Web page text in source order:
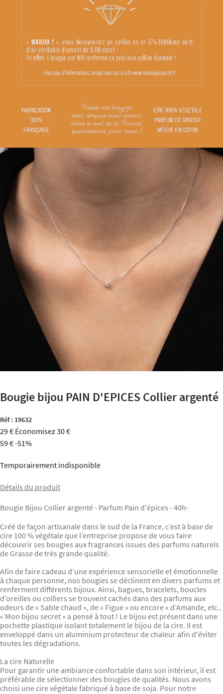
Bougie bijou PAIN D'EPICES Collier argenté
Réf : 19632
29 € Économisez 30 €
59 €-51%
Temporairement indisponible
Détails du produit
Bougie Bijou Collier argenté - Parfum Pain d'épices - 40h-
Créé de façon artisanale dans le sud de la France, c’est à base de
cire 100 % végétale que l’entreprise propose de vous faire
découvrir ses bougies aux fragrances issues des parfums naturels
de Grasse de très grande qualité.
Afin de faire cadeau d’une expérience sensorielle et émotionnelle
à chaque personne, nos bougies se déclinent en divers parfums et
renferment différents bijoux. Ainsi, bagues, bracelets, boucles
d’oreilles ou colliers se trouvent cachés dans des parfums aux
odeurs de « Sable chaud », de « Figue » ou encore « d’Amande, etc..
« Mon bijou secret » a pensé à tout ! Le bijou est présent dans une
pochette plastique isolant totalement le bijou de la cire. Il est
enveloppé dans un aluminium protecteur de chaleur afin d'éviter
toutes les dégradations.
La cire Naturelle
Pour garantir une ambiance confortable dans son intérieur, il est
préférable de sélectionner des bougies de qualités. Nous avons
choisi une cire végétale fabriqué à base de soja. Pour notre